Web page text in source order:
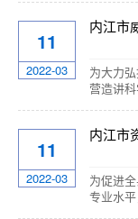
当天上
理追肥
11
2022-03
内江市
为大力
营造讲
环保、
间。收
11
2022-03
内江市
为促进
专业水